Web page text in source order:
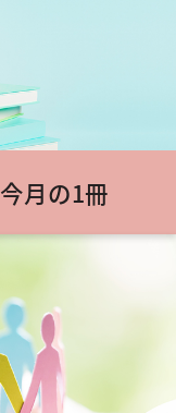
今月の1冊